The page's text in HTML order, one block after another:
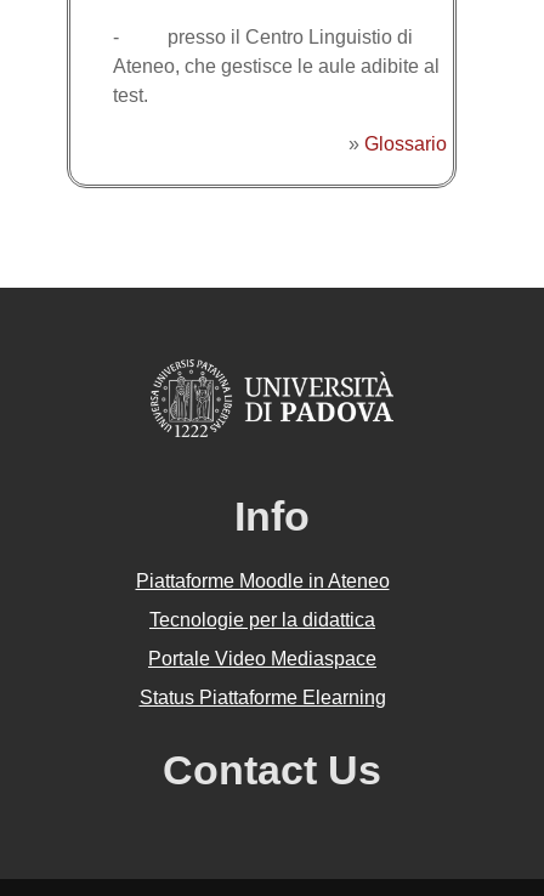
- presso il Centro Linguistio di
Ateneo, che gestisce le aule adibite al
test.
» Glossario
Info
Piattaforme Moodle in Ateneo
Tecnologie per la didattica
Portale Video Mediaspace
Status Piattaforme Elearning
Contact Us